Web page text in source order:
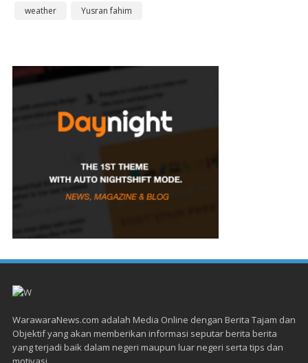
weather
Yusran fahim
WarawaraNews.com adalah Media Online dengan Berita Tajam dan
Objektif yang akan memberikan informasi seputar berita berita
yang terjadi baik dalam negeri maupun luar negeri serta tips dan